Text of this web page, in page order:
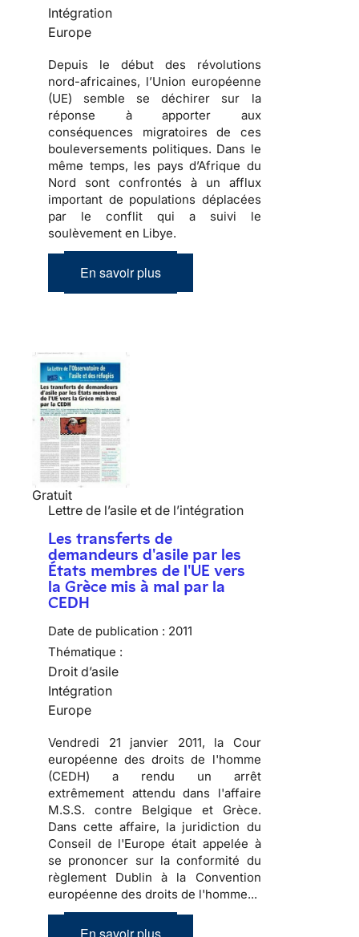
Intégration
Europe
Depuis le début des révolutions
nord-africaines, l’Union européenne
(UE) semble se déchirer sur la
réponse à apporter aux
conséquences migratoires de ces
bouleversements politiques. Dans le
même temps, les pays d’Afrique du
Nord sont confrontés à un afflux
important de populations déplacées
par le conflit qui a suivi le
soulèvement en Libye.
En savoir plus
Gratuit
Lettre de l’asile et de l’intégration
Les transferts de
demandeurs d'asile par les
États membres de l'UE vers
la Grèce mis à mal par la
CEDH
Date de publication : 2011
Thématique :
Droit d’asile
Intégration
Europe
Vendredi 21 janvier 2011, la Cour
européenne des droits de l'homme
(CEDH) a rendu un arrêt
extrêmement attendu dans l'affaire
M.S.S. contre Belgique et Grèce.
Dans cette affaire, la juridiction du
Conseil de l'Europe était appelée à
se prononcer sur la conformité du
règlement Dublin à la Convention
européenne des droits de l'homme...
En savoir plus